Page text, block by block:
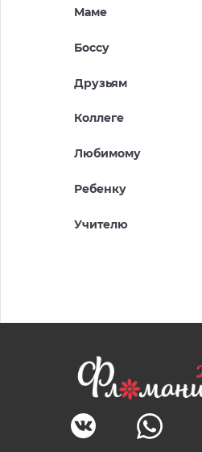
Маме
Боссу
Друзьям
Коллеге
Любимому
Ребенку
Учителю